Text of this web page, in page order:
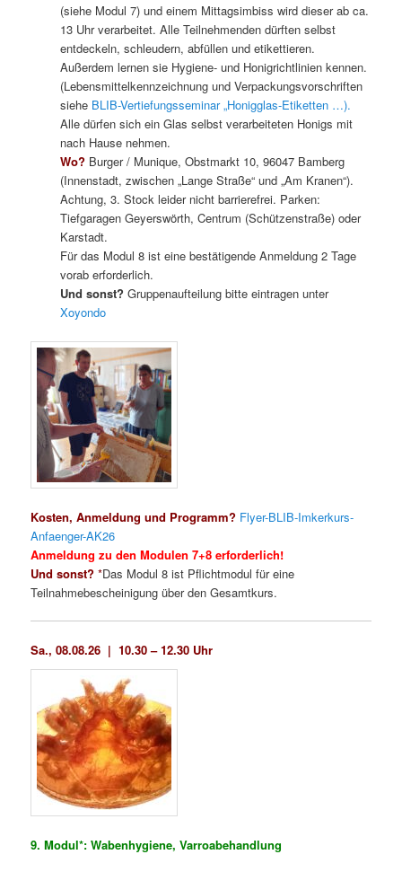
(siehe Modul 7) und einem Mittagsimbiss wird dieser ab ca.
13 Uhr verarbeitet. Alle Teilnehmenden dürften selbst
entdeckeln, schleudern, abfüllen und etikettieren.
Außerdem lernen sie Hygiene- und Honigrichtlinien kennen.
(Lebensmittelkennzeichnung und Verpackungsvorschriften
siehe BLIB-Vertiefungsseminar „Honigglas-Etiketten …).
Alle dürfen sich ein Glas selbst verarbeiteten Honigs mit
nach Hause nehmen.
Wo? Burger / Munique, Obstmarkt 10, 96047 Bamberg
(Innenstadt, zwischen „Lange Straße“ und „Am Kranen“).
Achtung, 3. Stock leider nicht barrierefrei. Parken:
Tiefgaragen Geyerswörth, Centrum (Schützenstraße) oder
Karstadt.
Für das Modul 8 ist eine bestätigende Anmeldung 2 Tage
vorab erforderlich.
Und sonst? Gruppenaufteilung bitte eintragen unter
Xoyondo
Kosten, Anmeldung und Programm? Flyer-BLIB-Imkerkurs-
Anfaenger-AK26
Anmeldung zu den Modulen 7+8 erforderlich!
Und sonst? *Das Modul 8 ist Pflichtmodul für eine
Teilnahmebescheinigung über den Gesamtkurs.
Sa., 08.08.26 |10.30 – 12.30 Uhr
9. Modul*: Wabenhygiene, Varroabehandlung